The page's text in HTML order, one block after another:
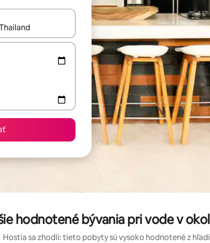
môžete si ich prechádzať pomocou klávesov so šípkami
hodnotené bývania pri vode v
Hostia sa zhodli: tieto pobyty sú vysoko hodnotené z